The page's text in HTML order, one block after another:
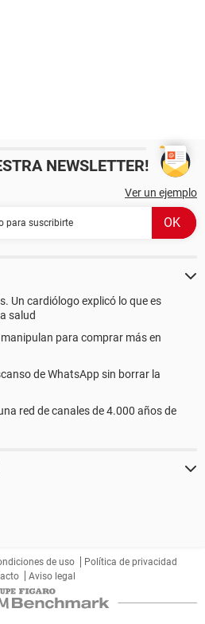
NEWSLETTER!
Ver un ejemplo
Un cardiólogo explicó lo que es
salud
manipulan para comprar más en
de WhatsApp sin borrar la
red de canales de 4.000 años de
de uso
Política de privacidad
Aviso legal